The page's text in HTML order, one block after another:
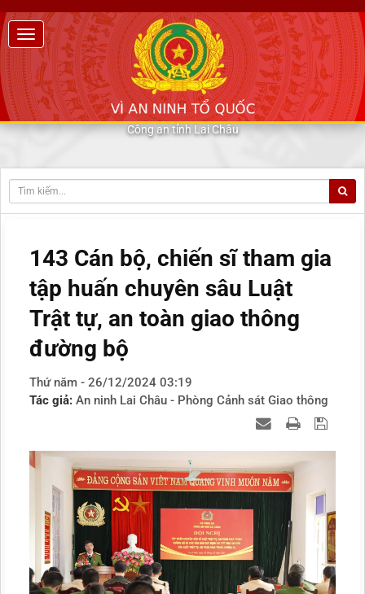
Công an tỉnh Lai Châu
143 Cán bộ, chiến sĩ tham gia
tập huấn chuyên sâu Luật
Trật tự, an toàn giao thông
đường bộ
Thứ năm - 26/12/2024 03:19
Tác giả: An ninh Lai Châu - Phòng Cảnh sát Giao thông